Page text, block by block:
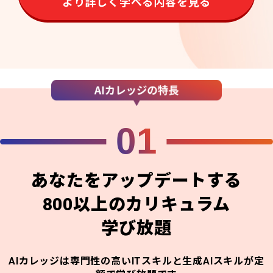
01
あなたをアップデートする
800以上のカリキュラム
学び放題
AIカレッジは専門性の高いITスキルと生成AIスキルが定